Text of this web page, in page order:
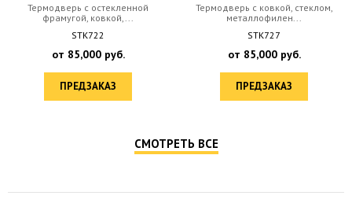
Термодверь с остекленной
фрамугой, ковкой,...
STK722
от 85,000руб.
ПРЕДЗАКАЗ
Термодверь с ковкой, стеклом,
металлофилен...
STK727
от 85,000руб.
ПРЕДЗАКАЗ
СМОТРЕТЬ ВСЕ